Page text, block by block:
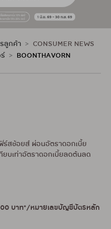
ลูกค้า
CONSUMER NEWS
BOONTHAVORN
ร์สช้อยส์ ผ่อนอัตราดอกเบี้ย
ยบเท่าอัตราดอกเบี้ยลดต้นลด
บาท*/หมายเลขบัญชีบัตรหลัก